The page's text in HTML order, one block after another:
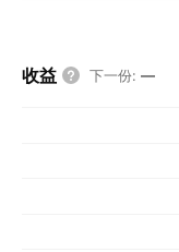
收益 下一份: —